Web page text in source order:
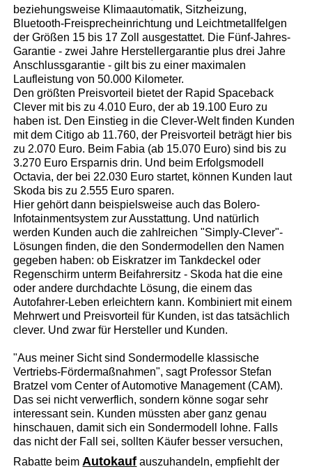
beziehungsweise Klimaautomatik, Sitzheizung,
Bluetooth-Freisprecheinrichtung und Leichtmetallfelgen
der Größen 15 bis 17 Zoll ausgestattet. Die Fünf-Jahres-
Garantie - zwei Jahre Herstellergarantie plus drei Jahre
Anschlussgarantie - gilt bis zu einer maximalen
Laufleistung von 50.000 Kilometer.
Den größten Preisvorteil bietet der Rapid Spaceback
Clever mit bis zu 4.010 Euro, der ab 19.100 Euro zu
haben ist. Den Einstieg in die Clever-Welt finden Kunden
mit dem Citigo ab 11.760, der Preisvorteil beträgt hier bis
zu 2.070 Euro. Beim Fabia (ab 15.070 Euro) sind bis zu
3.270 Euro Ersparnis drin. Und beim Erfolgsmodell
Octavia, der bei 22.030 Euro startet, können Kunden laut
Skoda bis zu 2.555 Euro sparen.
Hier gehört dann beispielsweise auch das Bolero-
Infotainmentsystem zur Ausstattung. Und natürlich
werden Kunden auch die zahlreichen "Simply-Clever"-
Lösungen finden, die den Sondermodellen den Namen
gegeben haben: ob Eiskratzer im Tankdeckel oder
Regenschirm unterm Beifahrersitz - Skoda hat die eine
oder andere durchdachte Lösung, die einem das
Autofahrer-Leben erleichtern kann. Kombiniert mit einem
Mehrwert und Preisvorteil für Kunden, ist das tatsächlich
clever. Und zwar für Hersteller und Kunden.
"Aus meiner Sicht sind Sondermodelle klassische
Vertriebs-Fördermaßnahmen", sagt Professor Stefan
Bratzel vom Center of Automotive Management (CAM).
Das sei nicht verwerflich, sondern könne sogar sehr
interessant sein. Kunden müssten aber ganz genau
hinschauen, damit sich ein Sondermodell lohne. Falls
das nicht der Fall sei, sollten Käufer besser versuchen,
Rabatte beim Autokauf auszuhandeln, empfiehlt der